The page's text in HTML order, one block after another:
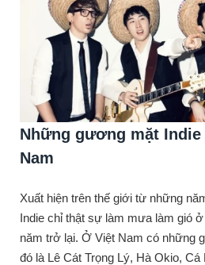
Những gương mặt Indie
Nam
Xuất hiện trên thế giới từ những
Indie chỉ thật sự làm mưa làm gió
năm trở lại. Ở Việt Nam có những
đó là Lê Cát Trọng Lý, Hà Okio,